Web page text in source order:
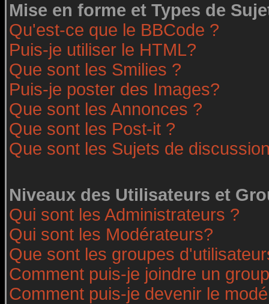
Mise en forme et Types de
Qu'est-ce que le BBCode ?
Puis-je utiliser le HTML?
Que sont les Smilies ?
Puis-je poster des Images?
Que sont les Annonces ?
Que sont les Post-it ?
Que sont les Sujets de
Niveaux des Utilisateurs et
Qui sont les Administrateurs ?
Qui sont les Modérateurs?
Que sont les groupes
Comment puis-je joindre un
Comment puis-je devenir le